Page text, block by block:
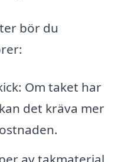
bör du
Om taket har
det kräva mer